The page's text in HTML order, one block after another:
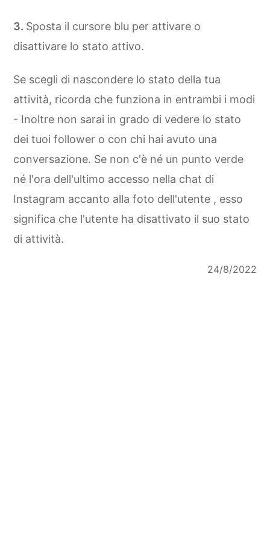
Sposta il cursore blu per attivare o
disattivare lo stato attivo.
Se scegli di nascondere lo stato della tua
attività, ricorda che funziona in entrambi i modi
- Inoltre non sarai in grado di vedere lo stato
dei tuoi follower o con chi hai avuto una
conversazione. Se non c'è né un punto verde
né l'ora dell'ultimo accesso nella chat di
Instagram accanto alla foto dell'utente , esso
significa che l'utente ha disattivato il suo stato
di attività.
24/8/2022